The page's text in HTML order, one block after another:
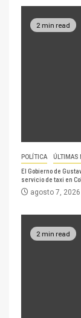
2 min read
POLÍTICA ÚLTIMAS
El Gobierno de
servicio de taxi en
agosto 7, 2026
2 min read